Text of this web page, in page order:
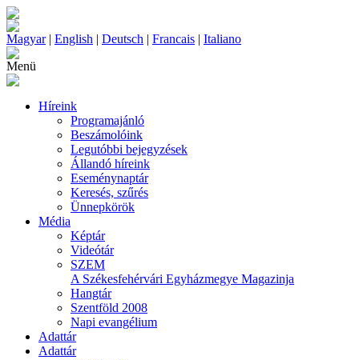
Magyar| English | Deutsch | Francais | Italiano
Menü
Híreink
Programajánló
Beszámolóink
Legutóbbi bejegyzések
Állandó híreink
Eseménynaptár
Keresés, szűrés
Ünnepkörök
Média
Képtár
Videótár
SZEM
A Székesfehérvári Egyházmegye Magazinja
Hangtár
Szentföld 2008
Napi evangélium
Adattár
Adattár